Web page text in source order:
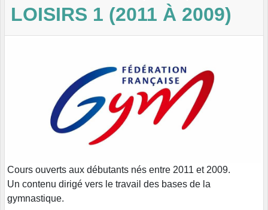
LOISIRS 1 (2011 À 2009)
Cours ouverts aux débutants nés entre 2011 et 2009.
Un contenu dirigé vers le travail des bases de la
gymnastique.